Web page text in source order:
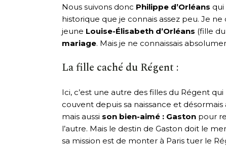
Nous suivons donc Philippe d’Orléans qui
historique que je connais assez peu. Je ne
jeune Louise-Élisabeth d’Orléans (fille
mariage. Mais je ne connaissais
La fille caché du Régent :
Ici, c’est une autre des filles du Régent
couvent depuis sa naissance et
mais aussi son bien-aimé : Gaston pour
l’autre. Mais le destin de Gaston doit le
sa mission est de monter à Paris tuer le